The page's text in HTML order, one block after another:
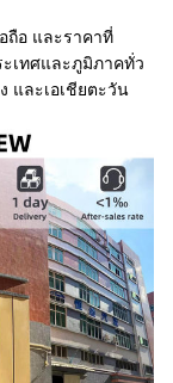
ถือ และราคาที่
เทศและภูมิภาคทั่ว
และเอเชียตะวัน